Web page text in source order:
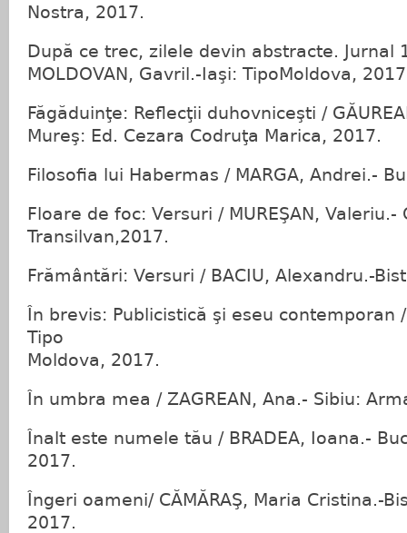
Nostra, 2017.
După ce trec, zilele devin abstracte. Jurnal
MOLDOVAN, Gavril.-Iaşi: TipoMoldova,
Făgăduinţe: Reflecţii duhovniceşti /
Mureş: Ed. Cezara Codruţa Marica, 2017.
Filosofia lui Habermas / MARGA, Andrei.-
Floare de foc: Versuri / MUREŞAN, Valeriu.-
Transilvan,2017.
Frământări: Versuri / BACIU, Alexandru.-
În brevis: Publicistică şi eseu contemporan
Tipo
Moldova, 2017.
În umbra mea / ZAGREAN, Ana.- Sibiu:
Înalt este numele tău / BRADEA, Ioana.-
2017.
Îngeri oameni/ CĂMĂRAŞ, Maria Cristina.-
2017.